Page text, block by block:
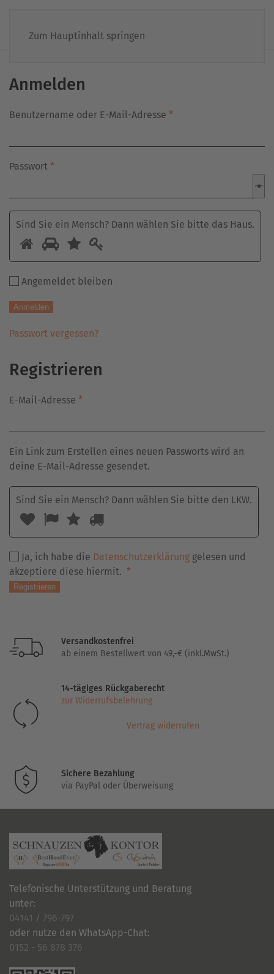
Zum Hauptinhalt springen
Anmelden
Benutzername oder E-Mail-Adresse *Erforderlich
Passwort *Erforderlich
Sind Sie ein Mensch? Dann wählen Sie bitte das Haus.
Mensch?
1 2 3
Angemeldet bleiben
Anmelden
Passwort vergessen?
Registrieren
E-Mail-Adresse *Erforderlich
Ein Link zum Erstellen eines neuen Passworts wird an
deine E-Mail-Adresse gesendet.
Sind Sie ein Mensch? Dann wählen Sie bitte den LKW.
Mensch?
Dann
LKW.
1 2 3
Ja, ich habe die Datenschutzerklärung gelesen und
akzeptiere diese hiermit. *Erforderlich
Registrieren
Versandkostenfrei
ab einem Bestellwert von 49,-€ (inkl.MwSt.)
14-tägiges Rückgaberecht
zur Widerrufsbelehrung
Vertrag widerrufen
Sichere Bezahlung
via PayPal oder Überweisung
Telefonische Unterstützung und Beratung
unter:
04141 / 796-797
oder nutze den WhatsApp-Chat:
0152 - 56 878 376